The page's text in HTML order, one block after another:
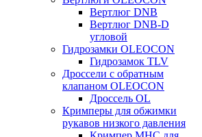
Вертлюг DNB
Вертлюг DNB-D
угловой
Гидрозамки OLEOCON
Гидрозамок TLV
Дроссели с обратным
клапаном OLEOCON
Дроссель OL
Кримперы для обжимки
рукавов низкого давления